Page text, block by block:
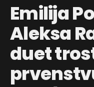
Emilija
Aleksa
duet